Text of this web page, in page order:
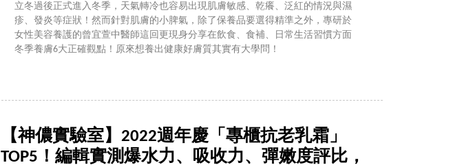
立冬過後正式進入冬季，天氣轉冷也容易出現肌膚敏感、乾癢、泛紅的情況與濕
疹、發炎等症狀！然而針對肌膚的小脾氣，除了保養品要選得精準之外，專研於
女性美容養護的曾宜萱中醫師這回更現身分享在飲食、食補、日常生活習慣方面
冬季養膚6大正確觀點！原來想養出健康好膚質其實有大學問！
【神儂實驗室】2022週年慶「專櫃抗老乳霜」
TOP5！編輯實測爆水力、吸收力、彈嫩度評比，